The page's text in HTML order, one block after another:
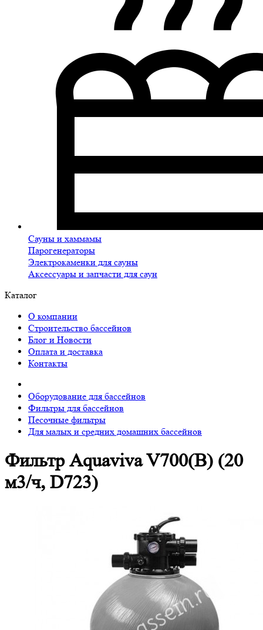
Сауны и хаммамы
Парогенераторы
Электрокаменки для сауны
Аксессуары и запчасти для саун
Каталог
О компании
Строительство бассейнов
Блог и Новости
Оплата и доставка
Контакты
Оборудование для бассейнов
Фильтры для бассейнов
Песочные фильтры
Для малых и средних домашних бассейнов
Фильтр Aquaviva V700(В) (20
м3/ч, D723)